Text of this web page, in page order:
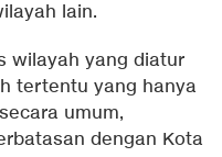
lain.
wilayah yang diatur
tertentu yang hanya
umum,
dengan Kota